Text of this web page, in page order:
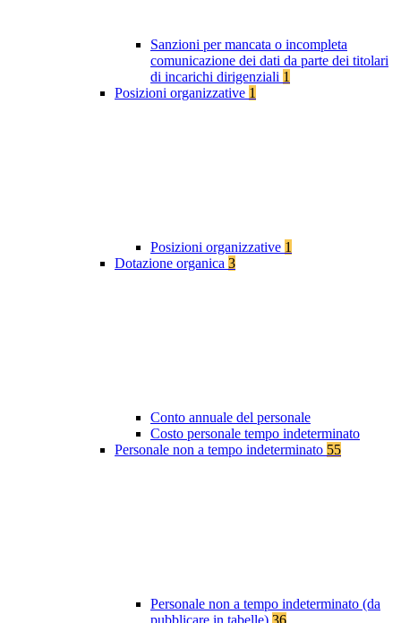
Sanzioni per mancata o incompleta
comunicazione dei dati da parte dei titolari
di incarichi dirigenziali 1
Posizioni organizzative 1
Posizioni organizzative 1
Dotazione organica 3
Conto annuale del personale
Costo personale tempo indeterminato
Personale non a tempo indeterminato 55
Personale non a tempo indeterminato (da